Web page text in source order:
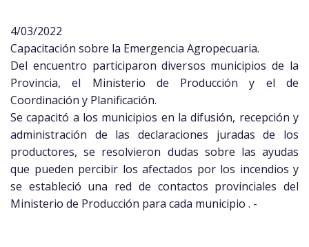
4/03/2022
Capacitación sobre la Emergencia Agropecuaria.
Del encuentro participaron diversos municipios de la
Provincia, el Ministerio de Producción y el de
Coordinación y Planificación.
Se capacitó a los municipios en la difusión, recepción y
administración de las declaraciones juradas de los
productores, se resolvieron dudas sobre las ayudas
que pueden percibir los afectados por los incendios y
se estableció una red de contactos provinciales del
Ministerio de Producción para cada municipio . -